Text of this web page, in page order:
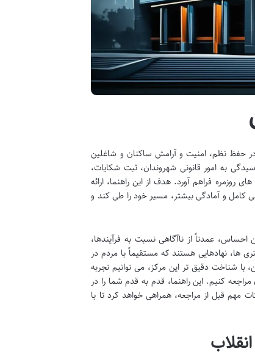
در حفظ نظم، امنیت و آرامش ساکنان و شاغلین
به امور قانونی شهروندان، ثبت شکایات،
روزمره فراهم آورد. هدف از این راهنما، ارائه
کامل و آمادگی بیشتر، مسیر خود را طی کند و
احساس، عمدتاً از ناآگاهی نسبت به فرآیندها،
ها، نهادهایی هستند که مستقیماً با مردم در
با شناخت دقیق تر این مرکز، می توانیم تجربه
کنیم. این راهنما، قدم به قدم شما را در
و نکات مهم قبل از مراجعه، همراهی خواهد کرد تا با